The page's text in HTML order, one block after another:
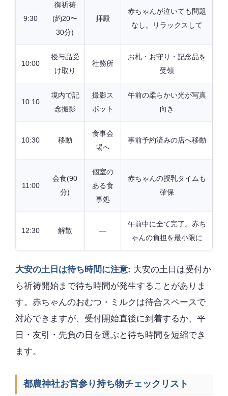
9:30
御祈祷
(約20〜
30分)
拝殿
赤ちゃんが泣いても問題
なし。リラックスして
10:00
授与品受
け取り
社務所
お札・お守り・記念品を
受領
10:10
境内で記
念撮影
撮影ス
ポット
午前の柔らかい光が写真
向き
10:30 移動
食事会
場へ
事前予約済みの店へ移動
11:00
会食(90
分)
個室の
ある食
事処
赤ちゃんの授乳タイムも
確保
12:30 解散 —
午前中に全て完了。赤ち
ゃんの負担を最小限に
大安の土日は待ち時間に注意: 大安の土日は受付か
ら祈祷開始まで待ち時間が発生することがありま
す。赤ちゃんのおむつ・ミルクは待合スペースで
対応できますが、受付開始直後に到着するか、平
日・友引・先負の日を選ぶと待ち時間を短縮でき
ます。
都農神社お宮参り持ち物チェックリスト